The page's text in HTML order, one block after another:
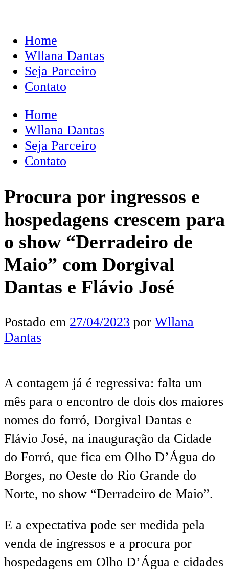
Home
Wllana Dantas
Seja Parceiro
Contato
Home
Wllana Dantas
Seja Parceiro
Contato
Procura por ingressos e
hospedagens crescem para
o show “Derradeiro de
Maio” com Dorgival
Dantas e Flávio José
Postado em 27/04/2023 por Wllana
Dantas
A contagem já é regressiva: falta um
mês para o encontro de dois dos maiores
nomes do forró, Dorgival Dantas e
Flávio José, na inauguração da Cidade
do Forró, que fica em Olho D’Água do
Borges, no Oeste do Rio Grande do
Norte, no show “Derradeiro de Maio”.
E a expectativa pode ser medida pela
venda de ingressos e a procura por
hospedagens em Olho D’Água e cidades